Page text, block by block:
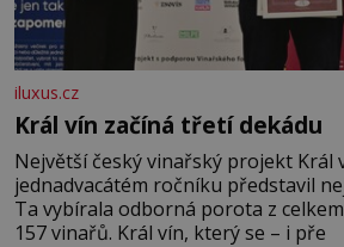
iluxus.cz
Král vín začíná třetí dekádu
Největší český vinařský projekt Král
jednadvacátém ročníku představil
Ta vybírala odborná porota z
157 vinařů. Král vín, který se – i pře